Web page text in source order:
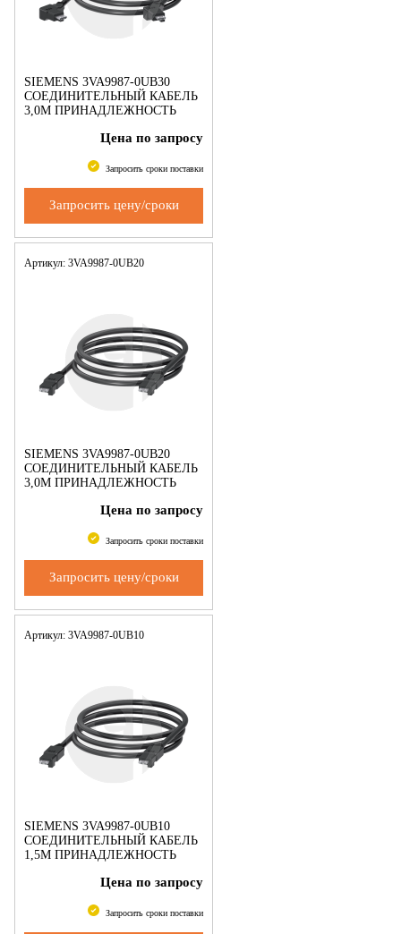
SIEMENS 3VA9987-0UB30
СОЕДИНИТЕЛЬНЫЙ КАБЕЛЬ
3,0M ПРИНАДЛЕЖНОСТЬ
Цена по запросу
Запросить сроки поставки
Запросить цену/сроки
Артикул: 3VA9987-0UB20
SIEMENS 3VA9987-0UB20
СОЕДИНИТЕЛЬНЫЙ КАБЕЛЬ
3,0M ПРИНАДЛЕЖНОСТЬ
Цена по запросу
Запросить сроки поставки
Запросить цену/сроки
Артикул: 3VA9987-0UB10
SIEMENS 3VA9987-0UB10
СОЕДИНИТЕЛЬНЫЙ КАБЕЛЬ
1,5M ПРИНАДЛЕЖНОСТЬ
Цена по запросу
Запросить сроки поставки